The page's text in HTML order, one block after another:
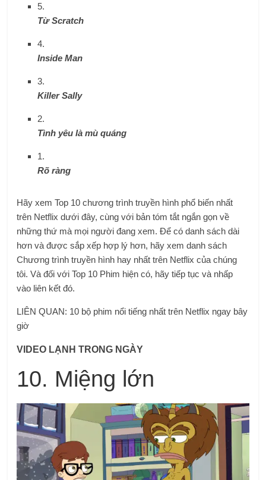
5.
Từ Scratch
4.
Inside Man
3.
Killer Sally
2.
Tình yêu là mù quáng
1.
Rõ ràng
Hãy xem Top 10 chương trình truyền hình phổ biến nhất
trên Netflix dưới đây, cùng với bản tóm tắt ngắn gọn về
những thứ mà mọi người đang xem. Để có danh sách dài
hơn và được sắp xếp hợp lý hơn, hãy xem danh sách
Chương trình truyền hình hay nhất trên Netflix của chúng
tôi. Và đối với Top 10 Phim hiện có, hãy tiếp tục và nhấp
vào liên kết đó.
LIÊN QUAN: 10 bộ phim nổi tiếng nhất trên Netflix ngay bây
giờ
VIDEO LẠNH TRONG NGÀY
10. Miệng lớn